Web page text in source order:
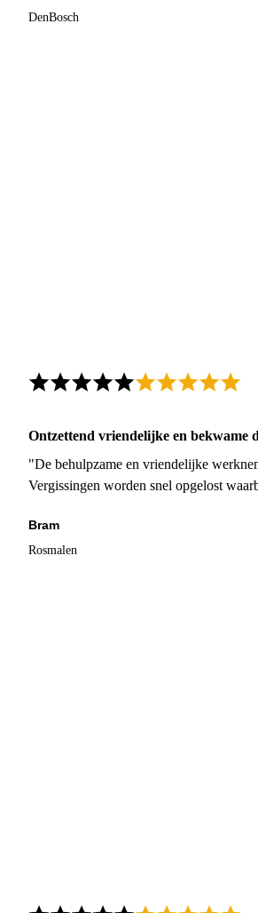
DenBosch
Ontzettend vriendelijke en bekwame
"De behulpzame en vriendelijke
Vergissingen worden snel opgelost
Bram
Rosmalen